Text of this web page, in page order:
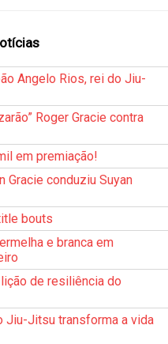
Angelo Rios, rei do Jiu-
Roger Gracie contra
em premiação!
Gracie conduziu Suyan
bouts
e branca em
lição de resiliência do
Jiu-Jitsu transforma a vida